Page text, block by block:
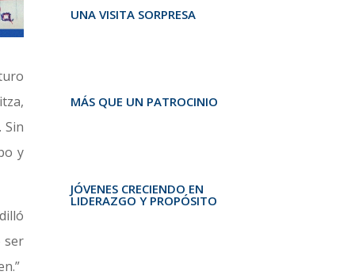
Sin
y
ser
UNA VISITA SORPRESA
MÁS QUE UN PATROCINIO
JÓVENES CRECIENDO EN
LIDERAZGO Y PROPÓSITO